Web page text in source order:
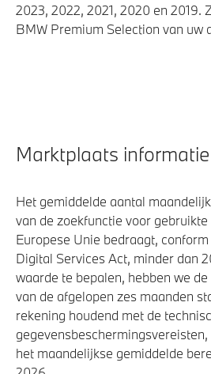
2023, 2022, 2021, 2020 en 2019.
BMW Premium Selection van uw
Marktplaats informatie
Het gemiddelde aantal
van de zoekfunctie voor
Europese Unie bedraagt,
Digital Services Act, minder dan
waarde te bepalen, hebben we
van de afgelopen zes maanden
rekening houdend met de
het maandelijkse gemiddelde